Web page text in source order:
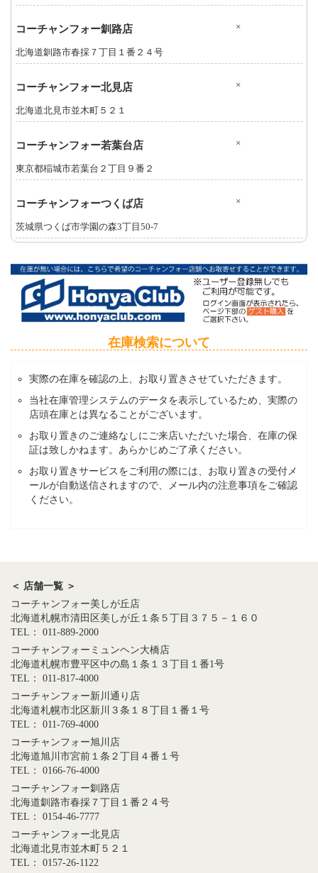
コーチャンフォー釧路店 ×
北海道釧路市春採７丁目１番２４号
コーチャンフォー北見店 ×
北海道北見市並木町５２１
コーチャンフォー若葉台店 ×
東京都稲城市若葉台２丁目９番２
コーチャンフォーつくば店 ×
茨城県つくば市学園の森3丁目50-7
在庫検索について
実際の在庫を確認の上、お取り置きさせていただきます。
当社在庫管理システムのデータを表示しているため、実際の
店頭在庫とは異なることがございます。
お取り置きのご連絡なしにご来店いただいた場合、在庫の保
証は致しかねます。あらかじめご了承ください。
お取り置きサービスをご利用の際には、お取り置きの受付メ
ールが自動送信されますので、メール内の注意事項をご確認
ください。
＜ 店舗一覧 ＞
コーチャンフォー美しが丘店
北海道札幌市清田区美しが丘１条５丁目３７５－１６０
TEL： 011-889-2000
コーチャンフォーミュンヘン大橋店
北海道札幌市豊平区中の島１条１３丁目１番1号
TEL： 011-817-4000
コーチャンフォー新川通り店
北海道札幌市北区新川３条１８丁目１番１号
TEL： 011-769-4000
コーチャンフォー旭川店
北海道旭川市宮前１条２丁目４番１号
TEL： 0166-76-4000
コーチャンフォー釧路店
北海道釧路市春採７丁目１番２４号
TEL： 0154-46-7777
コーチャンフォー北見店
北海道北見市並木町５２１
TEL： 0157-26-1122